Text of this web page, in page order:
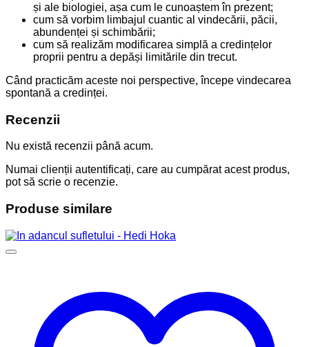
și ale biologiei, așa cum le cunoaștem în prezent;
cum să vorbim limbajul cuantic al vindecării, păcii,
abundenței și schimbării;
cum să realizăm modificarea simplă a credințelor
proprii pentru a depăși limitările din trecut.
Când practicăm aceste noi perspective, începe vindecarea
spontană a credinței.
Recenzii
Nu există recenzii până acum.
Numai clienții autentificați, care au cumpărat acest produs,
pot să scrie o recenzie.
Produse similare